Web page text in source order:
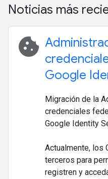
Noticias más
cookie
Google
Migración de la
credenciales
Google Identity
Actualmente, los
terceros para
registren y